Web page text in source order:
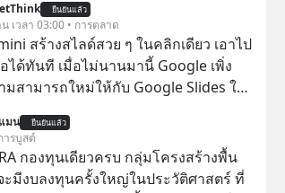
ยืนยันแล้ว
เวลา 03:00 • การตลาด
สร้างสไลด์สวย ๆ ในคลิกเดียว เอาไป
ได้ทันที เมื่อไม่นานมานี้ Google เพิ่ง
มสามารถใหม่ให้กับ Google Slides ให้
คลิกเดียว ไม่ต้องเสียเวลาทำเองอีกต่อ
มน ยืนยันแล้ว
ารบูสต์
กองทุนเดียวครบ กลุ่มโครงสร้างพื้น
ะมีงบลงทุนครั้งใหญ่ในประวัติศาสตร์ ที่